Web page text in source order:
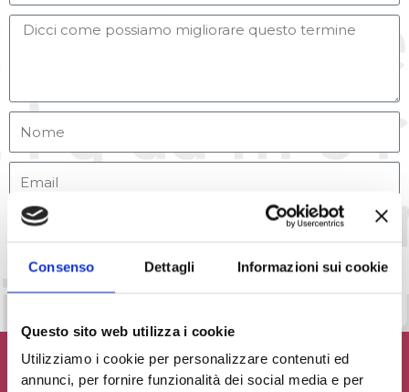
Consenso Dettagli Informazioni sui cookie
Questo sito web utilizza i cookie
Utilizziamo i cookie per personalizzare contenuti ed
annunci, per fornire funzionalità dei social media e per
Accetto la del sito web
INVIA MESSAGGIO